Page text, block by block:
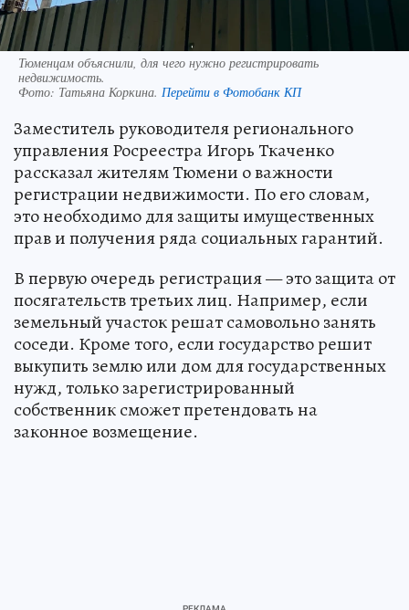
Тюменцам объяснили, для чего нужно регистрировать
недвижимость.
Фото: Татьяна Коркина. Перейти в Фотобанк КП
Заместитель руководителя регионального
управления Росреестра Игорь Ткаченко
рассказал жителям Тюмени о важности
регистрации недвижимости. По его словам,
это необходимо для защиты имущественных
прав и получения ряда социальных гарантий.
В первую очередь регистрация — это защита от
посягательств третьих лиц. Например, если
земельный участок решат самовольно занять
соседи. Кроме того, если государство решит
выкупить землю или дом для государственных
нужд, только зарегистрированный
собственник сможет претендовать на
законное возмещение.